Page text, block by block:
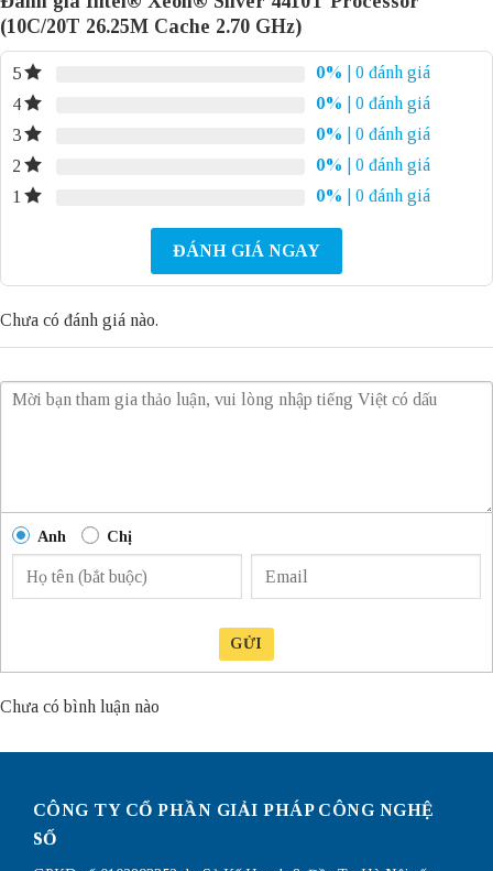
(10C/20T 26.25M Cache 2.70 GHz)
5 0%
| 0 đánh giá
4
0%
| 0 đánh giá
3
0%
| 0 đánh giá
2
0%
| 0 đánh giá
1
0% | 0 đánh giá
ĐÁNH GIÁ NGAY
Chưa có đánh giá nào.
Anh Chị
GỬI
Chưa có bình luận nào
CÔNG TY CỔ PHẦN GIẢI PHÁP CÔNG NGHỆ
SỐ